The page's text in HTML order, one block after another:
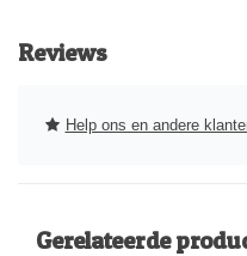
Reviews
Help ons en andere
Gerelateerde